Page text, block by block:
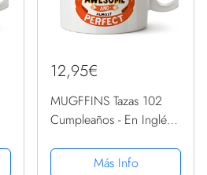
12,95€
MUGFFINS Tazas 102
Cumpleaños - En Inglés -
become perfect - 11 oz -
Más Info